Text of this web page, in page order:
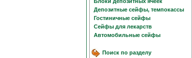
Депозитные сейфы, темпокассы
Гостиничные сейфы
Сейфы для лекарств
Автомобильные сейфы
Поиск по разделу